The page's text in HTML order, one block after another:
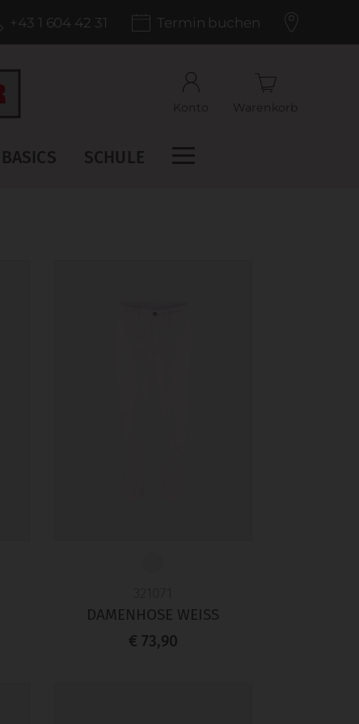
+43 1 604 42 31 Termin buchen
Konto
Warenkorb
BASICS SCHULE
DAMENHOSE WEISS
€ 73,90